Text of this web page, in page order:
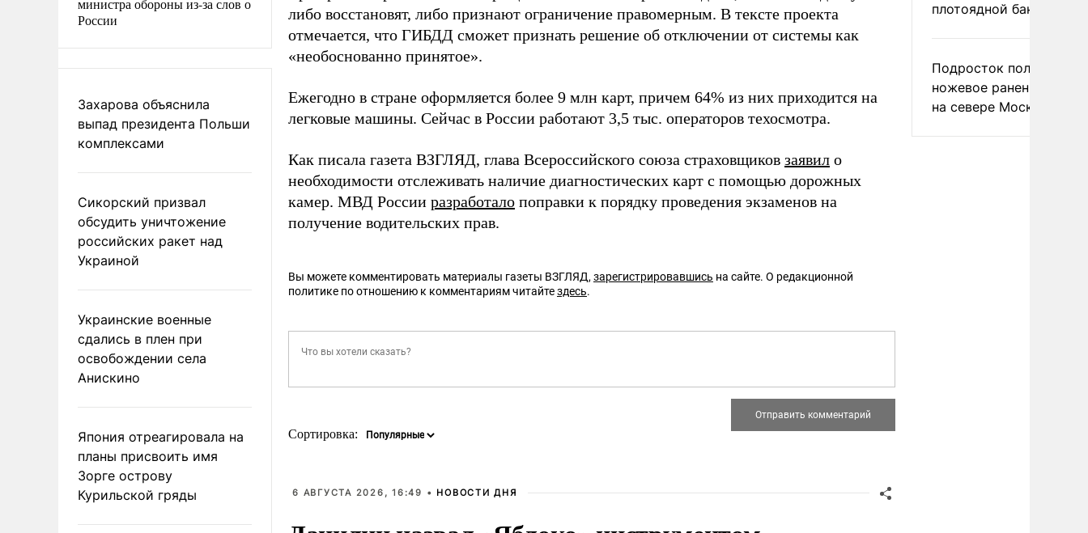
министра обороны из-за слов о
России
Захарова объяснила
выпад президента Польши
комплексами
Сикорский призвал
обсудить уничтожение
российских ракет над
Украиной
Украинские военные
сдались в плен при
освобождении села
Анискино
Япония отреагировала на
планы присвоить имя
Зорге острову
Курильской гряды
либо восстановят, либо признают ограничение правомерным. В тексте проекта
отмечается, что ГИБДД сможет признать решение об отключении от системы как
«необоснованно принятое».
Ежегодно в стране оформляется более 9 млн карт, причем 64% из них приходится на
легковые машины. Сейчас в России работают 3,5 тыс. операторов техосмотра.
Как писала газета ВЗГЛЯД, глава Всероссийского союза страховщиков заявил о
необходимости отслеживать наличие диагностических карт с помощью дорожных
камер. МВД России разработало поправки к порядку проведения экзаменов на
получение водительских прав.
Вы можете комментировать материалы газеты ВЗГЛЯД, зарегистрировавшись на сайте. О редакционной
политике по отношению к комментариям читайтездесь.
Сортировка:
6 АВГУСТА 2026, 16:49 • НОВОСТИ ДНЯ
плотоядной бактерии
Подросток получил
ножевое ранение в
на севере Москвы